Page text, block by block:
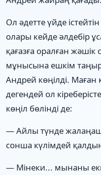
Ол әдетте үйде
олары кейде әлдебір
қағазға оралған
мұнысына ешкім
Андрей көңілді. Маған
дегендей ол
көңіл бөлінді де:
— Айлы түнде
сонша күлімдей
— Мінеки... мынаны